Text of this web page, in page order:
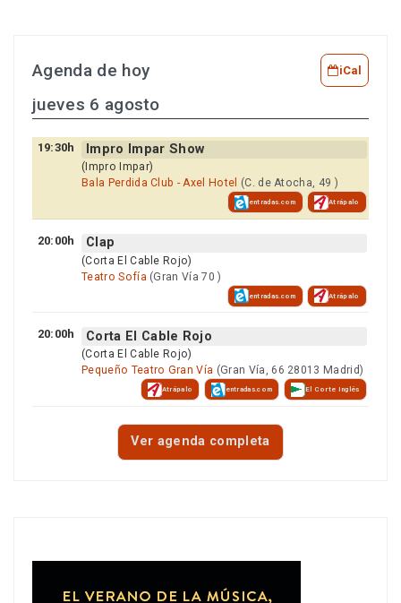
Agenda de hoy iCal
jueves 6 agosto
19:30h Impro Impar Show
(Impro Impar)
Bala Perdida Club - Axel Hotel (C. de Atocha, 49 )
entradas.com Atrápalo
20:00h Clap
(Corta El Cable Rojo)
Teatro Sofía (Gran Vía 70 )
entradas.com Atrápalo
20:00h Corta El Cable Rojo
(Corta El Cable Rojo)
Pequeño Teatro Gran Vía (Gran Vía, 66 28013 Madrid)
Atrápalo entradas.com El Corte Inglés
Ver agenda completa